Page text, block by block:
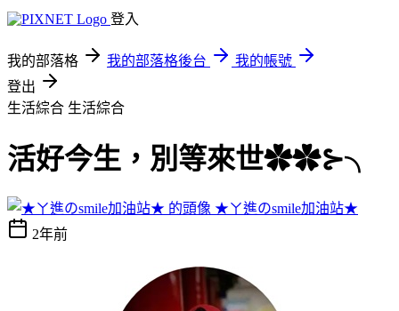
登入
我的部落格 我的部落格後台
我的帳號
登出
生活綜合 生活綜合
活好今生，別等來世✿✿⊱╮
★ㄚ進のsmile加油站★
2年前